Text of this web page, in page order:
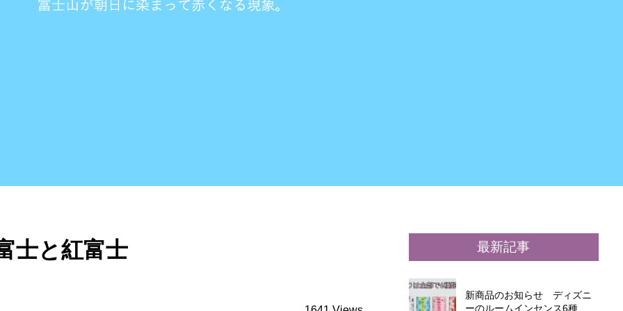
最新記事
新商品のお知らせ ディズニ
ーのルームインセンス6種